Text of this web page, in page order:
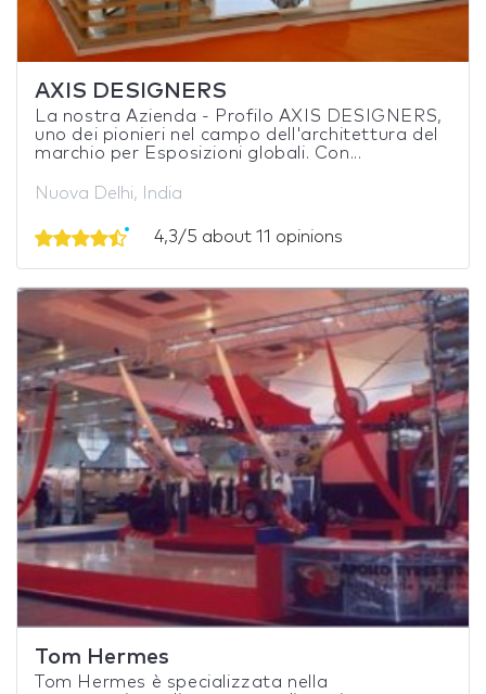
AXIS DESIGNERS
La nostra Azienda - Profilo AXIS DESIGNERS,
uno dei pionieri nel campo dell'architettura del
marchio per Esposizioni globali. Con...
Nuova Delhi, India
4,3/5 about 11 opinions
Tom Hermes
Tom Hermes è specializzata nella